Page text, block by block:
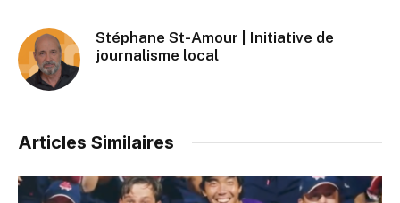
Stéphane St-Amour | Initiative de
journalisme local
Articles Similaires